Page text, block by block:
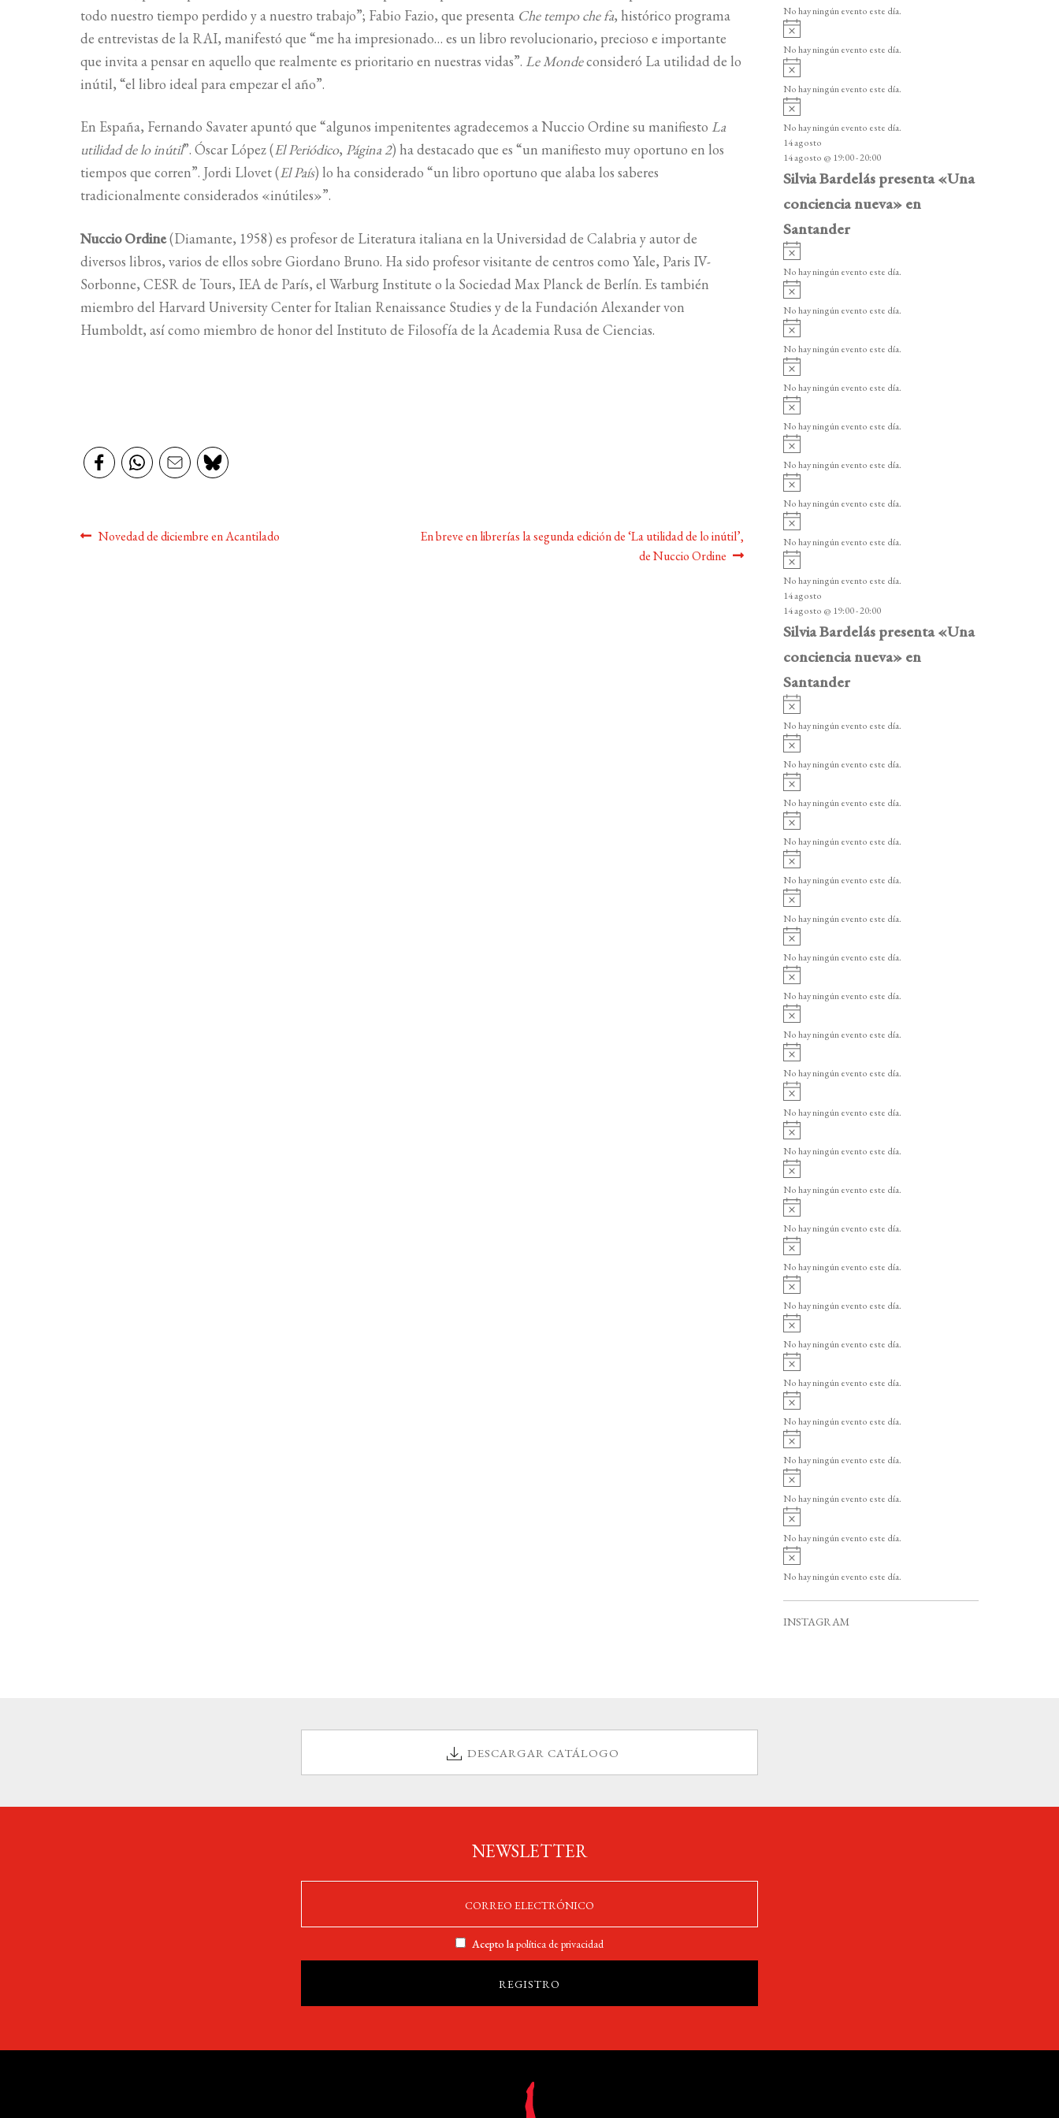
todo nuestro tiempo perdido y a nuestro trabajo”; Fabio Fazio, que presenta Che tempo che fa, histórico programa
de entrevistas de la RAI, manifestó que “me ha impresionado… es un libro revolucionario, precioso e importante
que invita a pensar en aquello que realmente es prioritario en nuestras vidas”. Le Mondeconsideró La utilidad de lo
inútil, “el libro ideal para empezar el año”.
En España, Fernando Savater apuntó que “algunos impenitentes agradecemos a Nuccio Ordine su manifiesto La
utilidad de lo inútil”. Óscar López (El Periódico, Página 2) ha destacado que es “un manifiesto muy oportuno en los
tiempos que corren”. Jordi Llovet (El País) lo ha considerado “un libro oportuno que alaba los saberes
tradicionalmente considerados «inútiles»”.
Nuccio Ordine(Diamante, 1958) es profesor de Literatura italiana en la Universidad de Calabria y autor de
diversos libros, varios de ellos sobre Giordano Bruno. Ha sido profesor visitante de centros como Yale, Paris IV-
Sorbonne, CESR de Tours, IEA de París, el Warburg Institute o la Sociedad Max Planck de Berlín. Es también
miembro del Harvard University Center for Italian Renaissance Studies y de la Fundación Alexander von
Humboldt, así como miembro de honor del Instituto de Filosofía de la Academia Rusa de Ciencias.
Navegación
Anterior:
Novedad de diciembre en Acantilado Siguiente:
En breve en librerías la segunda edición de ‘La utilidad de lo inútil’,
de Nuccio Ordine
e
n
t
o
s
o
i
o
No hay ningún evento este día.
v
i
o
No hay ningún evento este día.
A
v
i
o
No hay ningún evento este día.
A
v
i
s
o
No hay ningún evento este día.
14 agosto
14 agosto @ 19:00-20:00
Silvia Bardelás presenta «Una
conciencia nueva» en
Santander
v
i
o
No hay ningún evento este día.
v
i
o
No hay ningún evento este día.
v
i
o
No hay ningún evento este día.
v
i
o
No hay ningún evento este día.
v
i
o
No hay ningún evento este día.
v
i
o
No hay ningún evento este día.
v
i
o
No hay ningún evento este día.
v
i
o
No hay ningún evento este día.
v
i
s
o
No hay ningún evento este día.
14 agosto
14 agosto @ 19:00-20:00
Silvia Bardelás presenta «Una
conciencia nueva» en
Santander
A
v
i
o
No hay ningún evento este día.
A
v
i
o
No hay ningún evento este día.
v
i
o
No hay ningún evento este día.
v
i
o
No hay ningún evento este día.
v
i
o
No hay ningún evento este día.
v
i
o
No hay ningún evento este día.
v
i
o
No hay ningún evento este día.
v
i
o
No hay ningún evento este día.
v
i
o
No hay ningún evento este día.
v
i
o
No hay ningún evento este día.
A
v
i
o
No hay ningún evento este día.
A
v
i
o
No hay ningún evento este día.
A
v
i
o
No hay ningún evento este día.
v
i
o
No hay ningún evento este día.
v
i
o
No hay ningún evento este día.
v
i
o
No hay ningún evento este día.
v
i
o
No hay ningún evento este día.
v
i
o
No hay ningún evento este día.
v
i
o
No hay ningún evento este día.
v
i
o
No hay ningún evento este día.
v
i
o
No hay ningún evento este día.
A
v
i
o
No hay ningún evento este día.
A
v
i
No hay ningún evento este día.
INSTAGRAM
DESCARGAR CATÁLOGO
NEWSLETTER
Acepto lapolítica de privacidad